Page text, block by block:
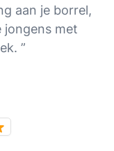
aan je borrel,
jongens met
”